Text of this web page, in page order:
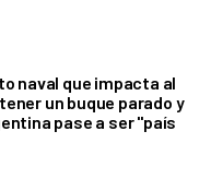
naval que impacta al
un buque parado y
pase a ser "país